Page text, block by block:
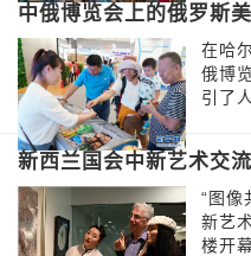
中俄博览会上的俄罗斯
在哈
俄博
引了
新西兰国会中新艺术交
“图
新艺
楼开幕